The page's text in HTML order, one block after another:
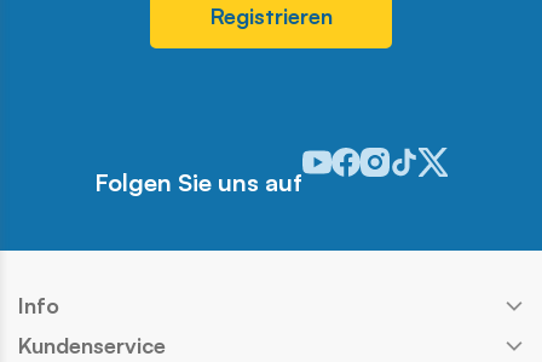
Registrieren
Folgen Sie uns auf
Odwiedź nasz profil w
Odwiedź nasz profil w
Odwiedź nasz profil w
Odwiedź nasz
Odwiedź nasz
Info
Kundenservice